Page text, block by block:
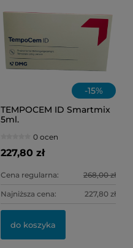
-15%
TEMPOCEM ID Smartmix
5ml.
0 ocen
227,80 zł
Cena regularna: 268,00 zł
Najniższa cena: 227,80 zł
do koszyka